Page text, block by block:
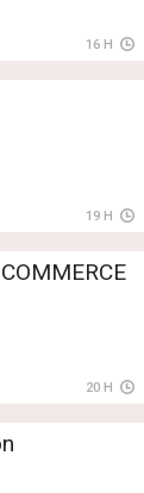
16 H
19 H
20 H